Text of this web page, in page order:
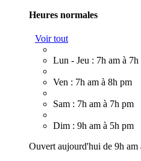
Heures normales
Voir tout
Lun - Jeu : 7h am à 7h
Ven : 7h am à 8h pm
Sam : 7h am à 7h pm
Dim : 9h am à 5h pm
Ouvert aujourd'hui de 9h am